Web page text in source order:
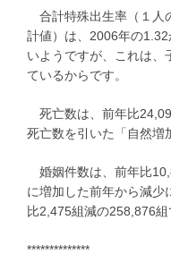
合計特殊出生率（１人
計値）は、2006年の
いようですが、これは、
ているからです。
死亡数は、前年比
死亡数を引いた「自然増
婚姻件数は、前年比
に増加した前年から減少
比2,475組減の258,876組
**************